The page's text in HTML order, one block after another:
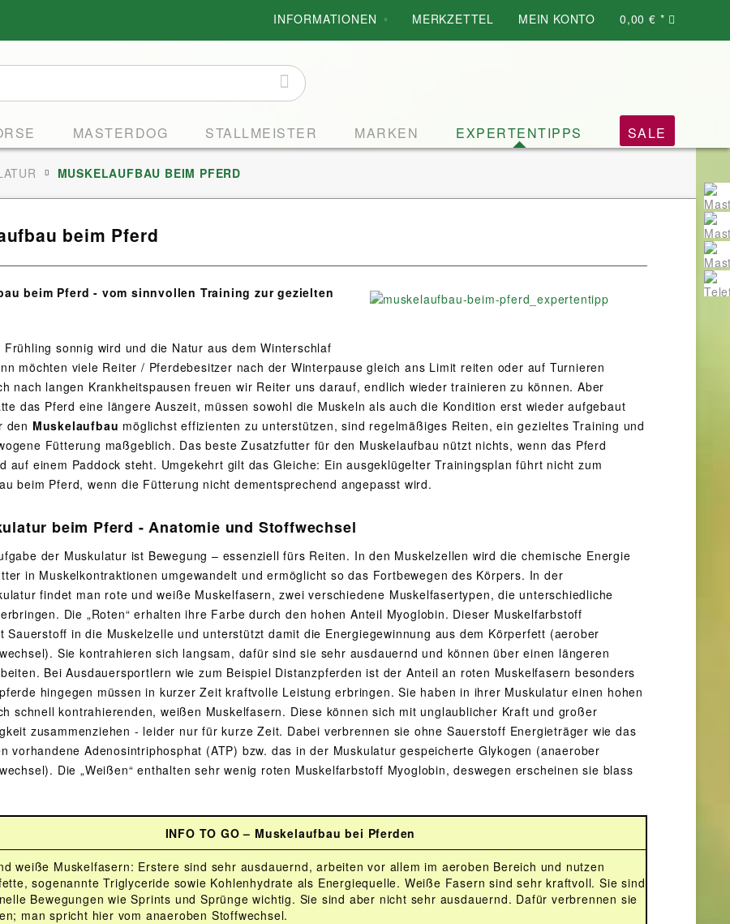
INFORMATIONEN MERKZETTEL MEIN KONTO 0,00 € *
MASTERDOG STALLMEISTER MARKEN EXPERTENTIPPS SALE
MUSKELAUFBAU BEIM PFERD
beim Pferd
beim Pferd - vom sinnvollen Training zur gezielten
Frühling sonnig wird und die Natur aus dem Winterschlaf
möchten viele Reiter / Pferdebesitzer nach der Winterpause gleich ans Limit reiten oder auf Turnieren
nach langen Krankheitspausen freuen wir Reiter uns darauf, endlich wieder trainieren zu können. Aber
das Pferd eine längere Auszeit, müssen sowohl die Muskeln als auch die Kondition erst wieder aufgebaut
den Muskelaufbau möglichst effizienten zu unterstützen, sind regelmäßiges Reiten, ein gezieltes Training und
Fütterung maßgeblich. Das beste Zusatzfutter für den Muskelaufbau nützt nichts, wenn das Pferd
auf einem Paddock steht. Umgekehrt gilt das Gleiche: Ein ausgeklügelter Trainingsplan führt nicht zum
beim Pferd, wenn die Fütterung nicht dementsprechend angepasst wird.
beim Pferd - Anatomie und Stoffwechsel
der Muskulatur ist Bewegung – essenziell fürs Reiten. In den Muskelzellen wird die chemische Energie
in Muskelkontraktionen umgewandelt und ermöglicht so das Fortbewegen des Körpers. In der
findet man rote und weiße Muskelfasern, zwei verschiedene Muskelfasertypen, die unterschiedliche
Die „Roten“ erhalten ihre Farbe durch den hohen Anteil Myoglobin. Dieser Muskelfarbstoff
Sauerstoff in die Muskelzelle und unterstützt damit die Energiegewinnung aus dem Körperfett (aerober
Sie kontrahieren sich langsam, dafür sind sie sehr ausdauernd und können über einen längeren
Bei Ausdauersportlern wie zum Beispiel Distanzpferden ist der Anteil an roten Muskelfasern besonders
hingegen müssen in kurzer Zeit kraftvolle Leistung erbringen. Sie haben in ihrer Muskulatur einen hohen
schnell kontrahierenden, weißen Muskelfasern. Diese können sich mit unglaublicher Kraft und großer
zusammenziehen - leider nur für kurze Zeit. Dabei verbrennen sie ohne Sauerstoff Energieträger wie das
vorhandene Adenosintriphosphat (ATP) bzw. das in der Muskulatur gespeicherte Glykogen (anaerober
Die „Weißen“ enthalten sehr wenig roten Muskelfarbstoff Myoglobin, deswegen erscheinen sie blass
INFO TO GO – Muskelaufbau bei Pferden
weiße Muskelfasern: Erstere sind sehr ausdauernd, arbeiten vor allem im aeroben Bereich und nutzen
sogenannte Triglyceride sowie Kohlenhydrate als Energiequelle. Weiße Fasern sind sehr kraftvoll. Sie sind
Bewegungen wie Sprints und Sprünge wichtig. Sie sind aber nicht sehr ausdauernd. Dafür verbrennen sie
man spricht hier vom anaeroben Stoffwechsel.